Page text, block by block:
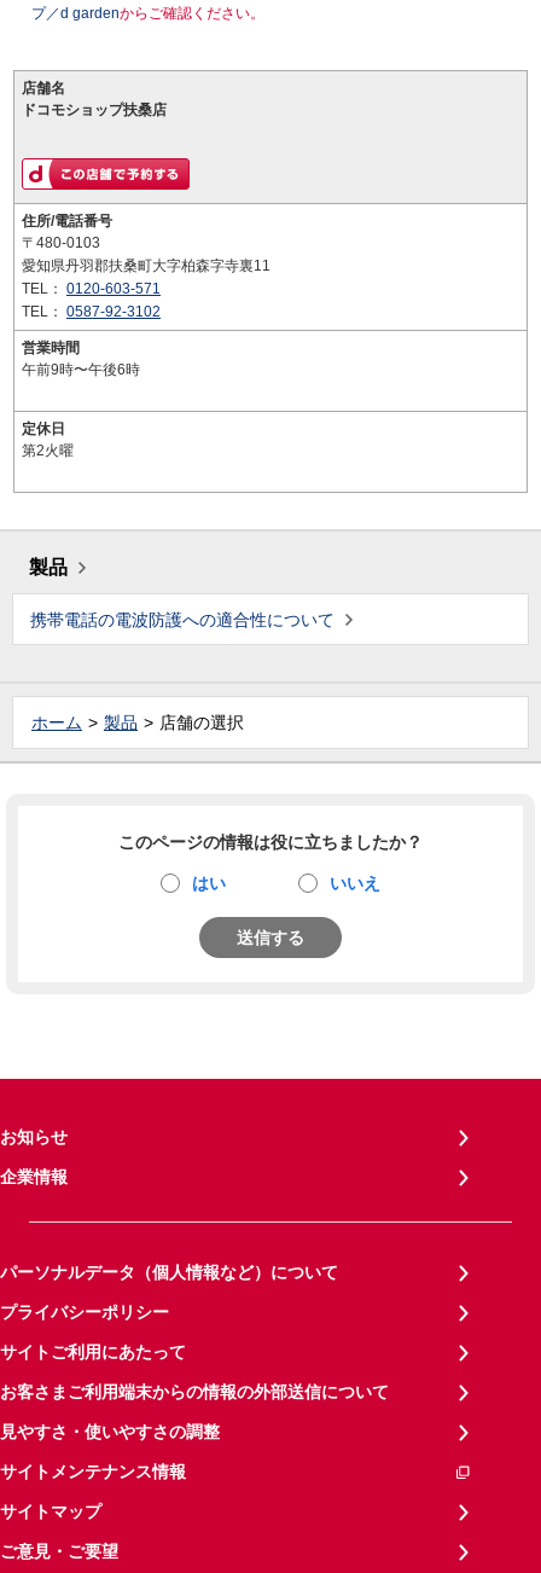
プ／d gardenからご確認ください。
店舗名
ドコモショップ扶桑店
住所/電話番号
〒480-0103
愛知県丹羽郡扶桑町大字柏森字寺裏11
TEL： 0120-603-571
TEL： 0587-92-3102
営業時間
午前9時〜午後6時
定休日
第2火曜
製品
携帯電話の電波防護への適合性について
ホーム 製品 店舗の選択
このページの情報は役に立ちましたか？
はい いいえ
送信する
お知らせ
企業情報
パーソナルデータ（個人情報など）について
プライバシーポリシー
サイトご利用にあたって
お客さまご利用端末からの情報の外部送信について
見やすさ・使いやすさの調整
サイトメンテナンス情報
サイトマップ
ご意見・ご要望